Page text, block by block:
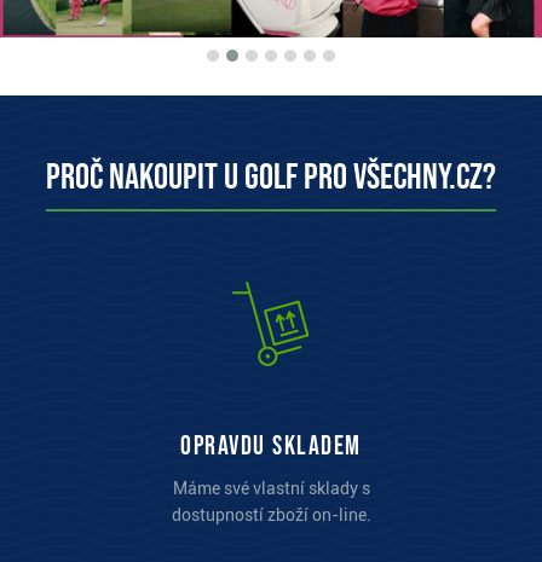
Proč nakoupit u Golf pro všechny.cz?
opravdu skladem
Máme své vlastní sklady s
dostupností zboží on-line.